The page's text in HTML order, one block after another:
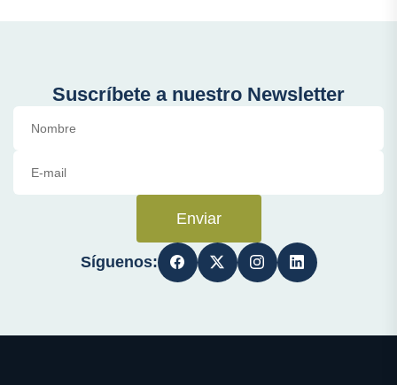
Suscríbete a nuestro Newsletter
Enviar
Síguenos: